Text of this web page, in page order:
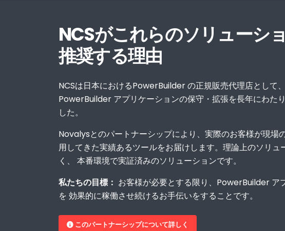
NCSがこれらのソリューシ
推奨する理由
NCSは日本におけるPowerBuilder の正規販売代理店として
PowerBuilder アプリケーションの保守・拡張を長年にわた
した。
Novalysとのパートナーシップにより、実際のお客様が現場
用してきた実績あるツールをお届けします。理論上のソリュ
く、 本番環境で実証済みのソリューションです。
私たちの目標： お客様が必要とする限り、PowerBuilder ア
を 効果的に稼働させ続けるお手伝いをすることです。
このパートナーシップについて詳しく